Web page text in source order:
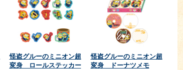
怪盗グルーのミニオン超
変身 ロールステッカー
怪盗グルーのミニオン超
変身 ドーナツメモ